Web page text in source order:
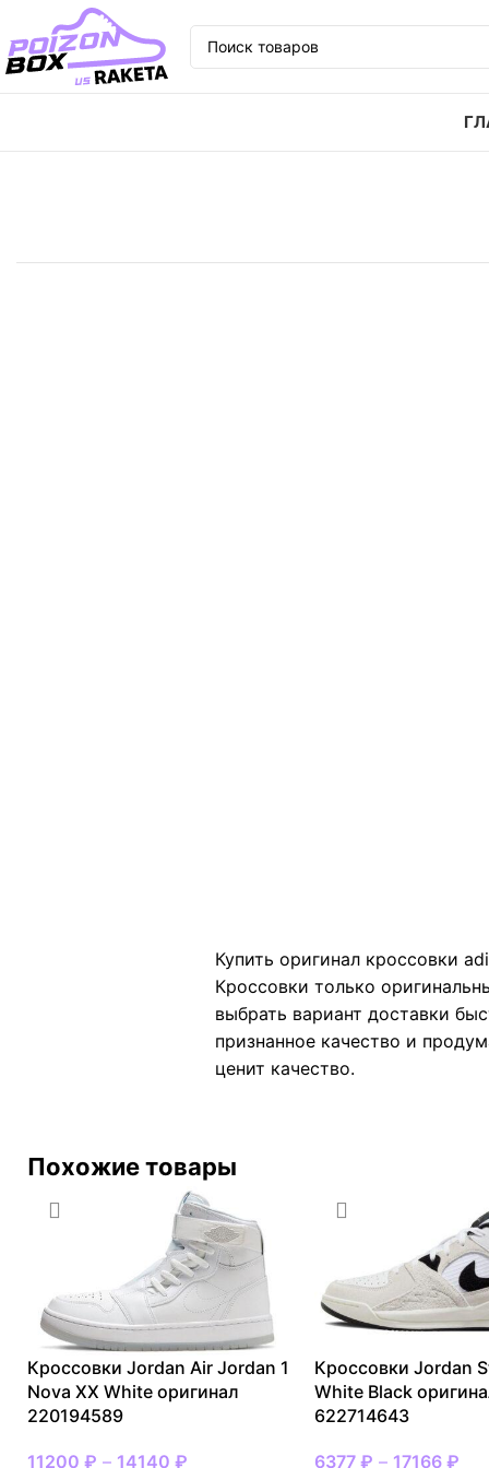
Купить оригинал кроссовки
Кроссовки только
выбрать вариант доставки
признанное качество и
ценит качество.
Похожие товары
Кроссовки Jordan Air Jordan 1
Nova XX White оригинал
220194589
11200 ₽ – 14140 ₽
Кроссовки Jordan
White Black
622714643
6377 ₽ – 17166 ₽